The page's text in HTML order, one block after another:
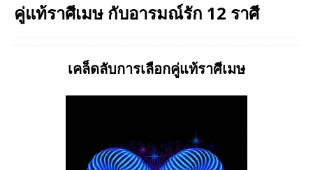
คู่แท้ราศีเมษ กับอารมณ์รัก 12 ราศี
เคล็ดลับการเลือกคู่แท้ราศีเมษ